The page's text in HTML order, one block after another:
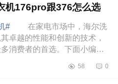
机176pro跟376怎么选
#
在家电市场中，海尔洗
卓越的性能和创新的技术，
消费者的首选。下面小编为
尔洗衣机176pro跟376怎么
58 0